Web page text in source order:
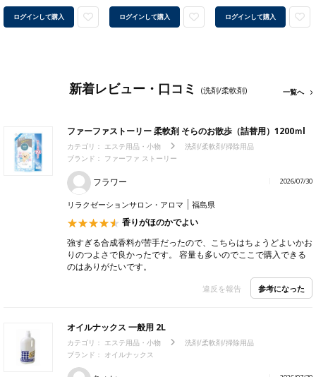
ログインして購入 ログインして購入 ログインして購入
新着レビュー・口コミ (洗剤/柔軟剤) 一覧へ
ファーファストーリー 柔軟剤 そらのお散歩（詰替用）1200ｍl
カテゴリ： エステ用品・小物
洗剤/柔軟剤/掃除用品
ブランド： ファーファ ストーリー
フラワー 2026/07/30
リラクゼーションサロン・アロマ 福島県
香りがほのかでよい
強すぎる合成香料が苦手だったので、こちらはちょうどよいかお
りのつよさで良かったです。 容量も多いのでここで購入できる
のはありがたいです。
違反を報告 参考になった
オイルナックス 一般用 2L
カテゴリ： エステ用品・小物
洗剤/柔軟剤/掃除用品
ブランド： オイルナックス